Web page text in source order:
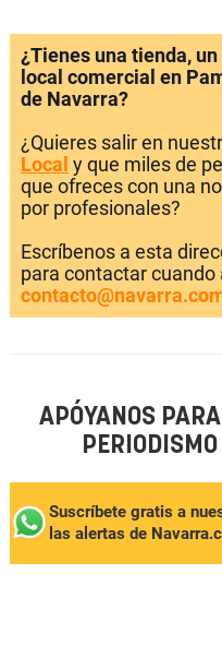
¿Tienes una tienda,
local comercial en
de Navarra?
¿Quieres salir en
Local y que miles de
que ofreces con una
por profesionales?
Escríbenos a esta
para contactar cuando
APÓYANOS
Suscríbete gratis a
las alertas de